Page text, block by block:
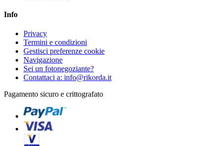
Info
Privacy
Termini e condizioni
Gestisci preferenze cookie
Navigazione
Sei un fotonegoziante?
Contattaci a: info@rikorda.it
Pagamento sicuro e crittografato